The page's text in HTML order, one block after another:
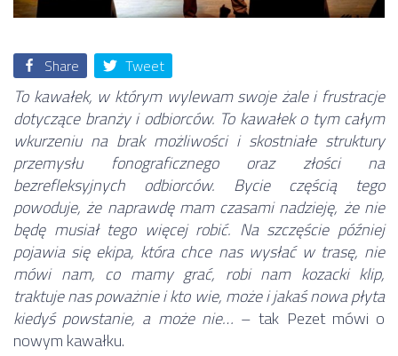
Share Tweet
To kawałek, w którym wylewam swoje żale i frustracje
dotyczące branży i odbiorców. To kawałek o tym całym
wkurzeniu na brak możliwości i skostniałe struktury
przemysłu fonograficznego oraz złości na
bezrefleksyjnych odbiorców. Bycie częścią tego
powoduje, że naprawdę mam czasami nadzieję, że nie
będę musiał tego więcej robić. Na szczęście później
pojawia się ekipa, która chce nas wysłać w trasę, nie
mówi nam, co mamy grać, robi nam kozacki klip,
traktuje nas poważnie i kto wie, może i jakaś nowa płyta
kiedyś powstanie, a może nie… – tak Pezet mówi o
nowym kawałku.